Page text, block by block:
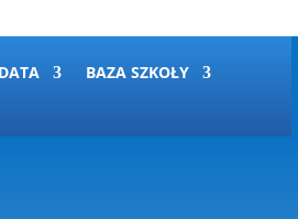
BAZA SZKOŁY